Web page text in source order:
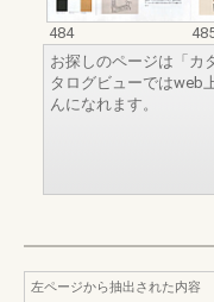
484
お探しのページは「カ
タログビューではweb
んになれます。
左ページから抽出された内容